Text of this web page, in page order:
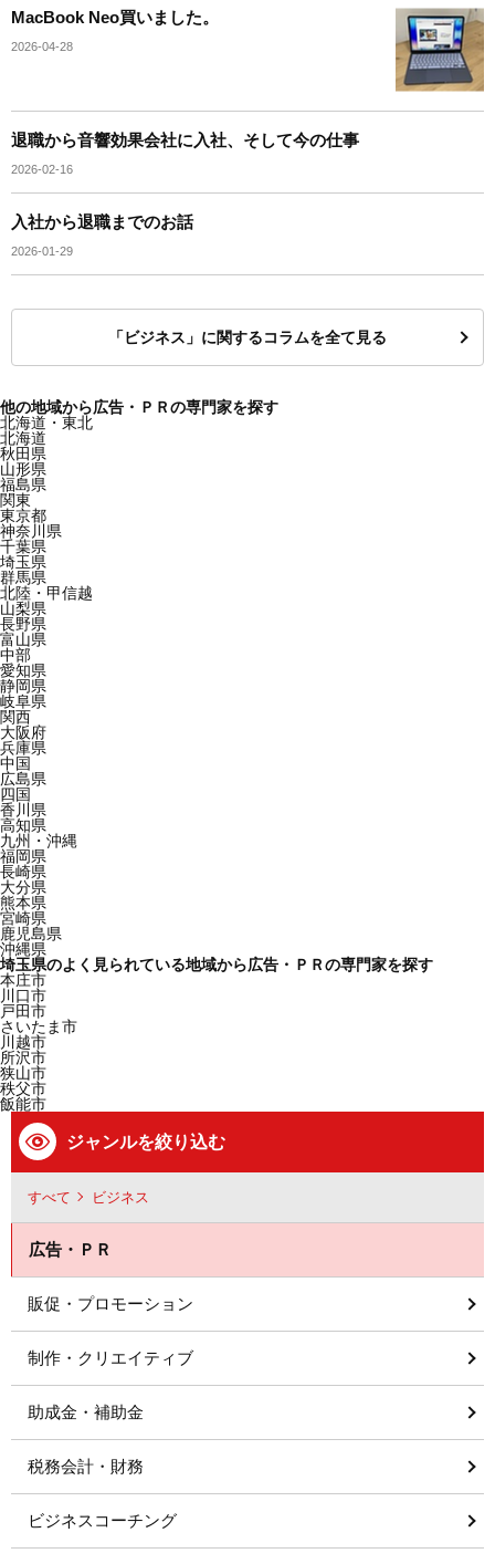
MacBook Neo買いました。
2026-04-28
退職から音響効果会社に入社、そして今の仕事
2026-02-16
入社から退職までのお話
2026-01-29
「ビジネス」に関するコラムを全て見る
他の地域から広告・ＰＲの専門家を探す
北海道・東北
北海道
秋田県
山形県
福島県
関東
東京都
神奈川県
千葉県
埼玉県
群馬県
北陸・甲信越
山梨県
長野県
富山県
中部
愛知県
静岡県
岐阜県
関西
大阪府
兵庫県
中国
広島県
四国
香川県
高知県
九州・沖縄
福岡県
長崎県
大分県
熊本県
宮崎県
鹿児島県
沖縄県
埼玉県のよく見られている地域から広告・ＰＲの専門家を探す
本庄市
川口市
戸田市
さいたま市
川越市
所沢市
狭山市
秩父市
飯能市
ジャンルを絞り込む
すべて ビジネス
広告・ＰＲ
販促・プロモーション
制作・クリエイティブ
助成金・補助金
税務会計・財務
ビジネスコーチング